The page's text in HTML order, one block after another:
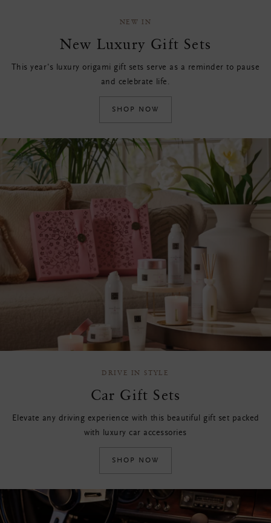
NEW IN
New Luxury Gift Sets
This year's luxury origami gift sets serve as a reminder to pause
and celebrate life.
SHOP NOW
DRIVE IN STYLE
Car Gift Sets
Elevate any driving experience with this beautiful gift set packed
with luxury car accessories
SHOP NOW